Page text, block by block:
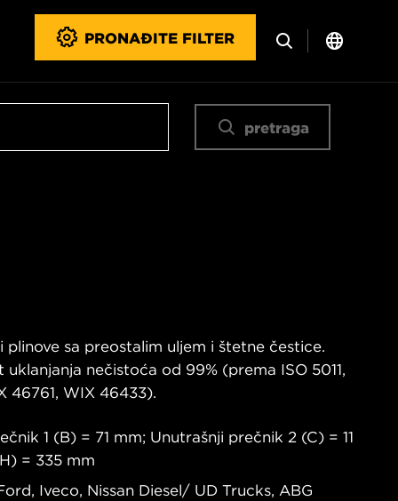
PRONAĐITE FILTER
pretraga
sa preostalim uljem i štetne čestice.
nečistoća od 99% (prema ISO 5011,
46761, WIX 46433).
1 (B) = 71 mm; Unutrašnji prečnik 2 (C) = 11
= 335 mm
Iveco, Nissan Diesel/ UD Trucks, ABG